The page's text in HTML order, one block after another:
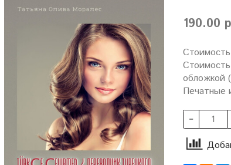
190.00
обложкой
Печатные